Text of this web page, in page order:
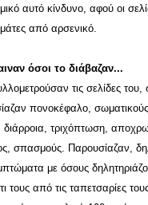
αυτό κίνδυνο, αφού οι
από αρσενικό.
όσοι το διάβαζαν...
τις σελίδες του,
πονοκέφαλο,
διάρροια, τριχόπτωση,
σπασμούς. Παρουσίαζαν,
με όσους
τους από τις ταπετσαρίες